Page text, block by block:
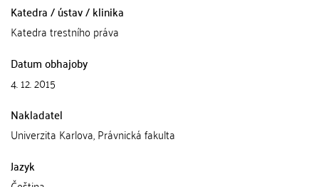
Katedra / ústav / klinika
Katedra trestního práva
Datum obhajoby
4. 12. 2015
Nakladatel
Univerzita Karlova, Právnická fakulta
Jazyk